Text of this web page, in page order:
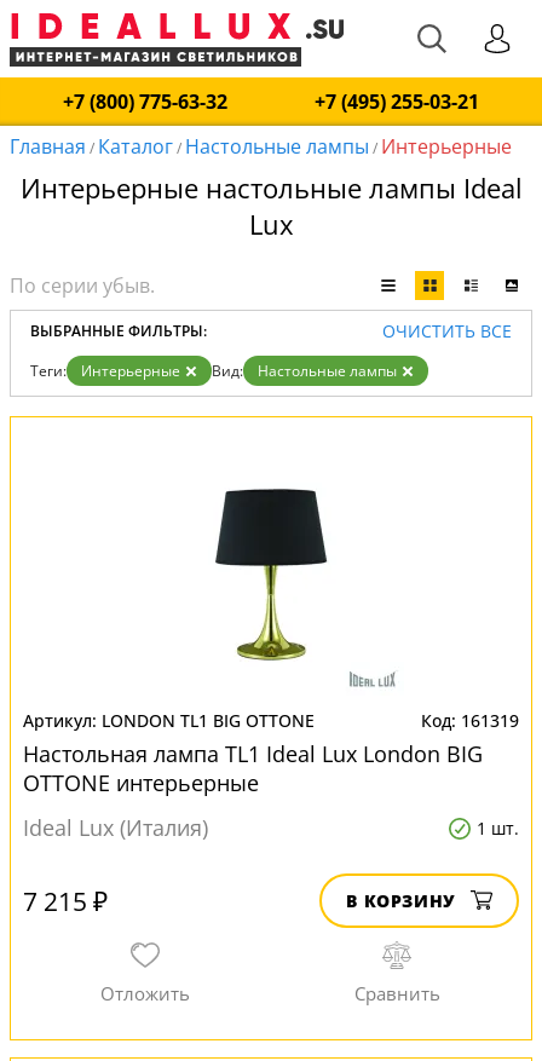
+7 (800) 775-63-32
+7 (495) 255-03-21
Главная / Каталог/ Настольные лампы / Интерьерные
Интерьерные настольные лампы Ideal
Lux
ВЫБРАННЫЕ ФИЛЬТРЫ: ОЧИСТИТЬ ВСЕ
Теги: Интерьерные Вид: Настольные лампы
LONDON TL1 BIG OTTONE 161319
Настольная лампа TL1 Ideal Lux London BIG
OTTONE интерьерные
Ideal Lux (Италия)
1 шт.
7 215 ₽ В КОРЗИНУ